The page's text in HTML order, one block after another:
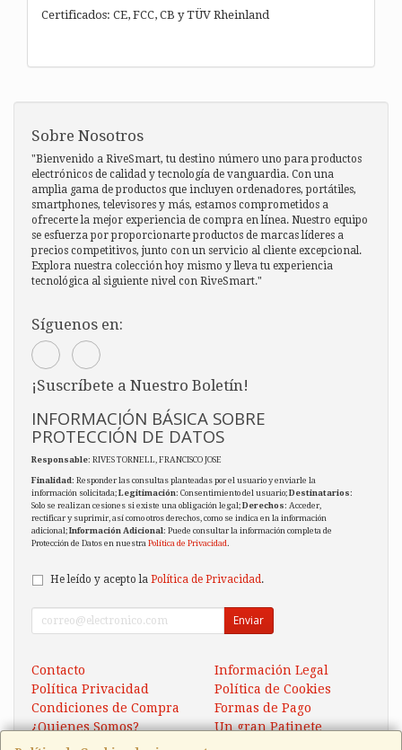
Certificados: CE, FCC, CB y TÜV Rheinland
Sobre Nosotros
"Bienvenido a RiveSmart, tu destino número uno para productos
electrónicos de calidad y tecnología de vanguardia. Con una
amplia gama de productos que incluyen ordenadores, portátiles,
smartphones, televisores y más, estamos comprometidos a
ofrecerte la mejor experiencia de compra en línea. Nuestro equipo
se esfuerza por proporcionarte productos de marcas líderes a
precios competitivos, junto con un servicio al cliente excepcional.
Explora nuestra colección hoy mismo y lleva tu experiencia
tecnológica al siguiente nivel con RiveSmart."
Síguenos en:
¡Suscríbete a Nuestro Boletín!
INFORMACIÓN BÁSICA SOBRE
PROTECCIÓN DE DATOS
Responsable: RIVES TORNELL, FRANCISCO JOSE
Finalidad: Responder las consultas planteadas por el usuario y enviarle la
información solicitada;Legitimación: Consentimiento del usuario;Destinatarios:
Solo se realizan cesiones si existe una obligación legal;Derechos: Acceder,
rectificar y suprimir, así como otros derechos, como se indica en la información
adicional;Información Adicional: Puede consultar la información completa de
Protección de Datos en nuestra Política de Privacidad.
He leído y acepto la Política de Privacidad .
Enviar
Contacto
Información Legal
Política Privacidad
Política de Cookies
Condiciones de Compra
Formas de Pago
¿Quienes Somos?
Un gran Patinete